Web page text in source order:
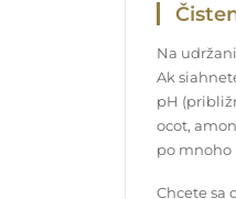
Na
Ak
pH
ocot,
po mnoho
Chcete sa